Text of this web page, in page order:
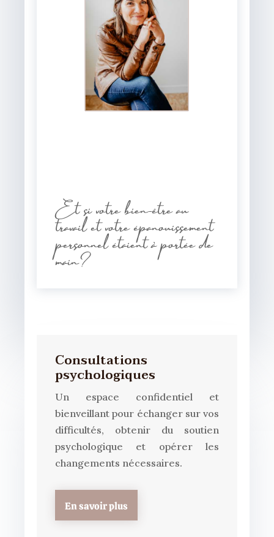
Et si votre bien-être au
travail et votre épanouissement
personnel étaient à portée de
main?
Consultations
psychologiques
Un espace confidentiel et
bienveillant pour échanger sur vos
difficultés, obtenir du soutien
psychologique et opérer les
changements nécessaires.
En savoir plus